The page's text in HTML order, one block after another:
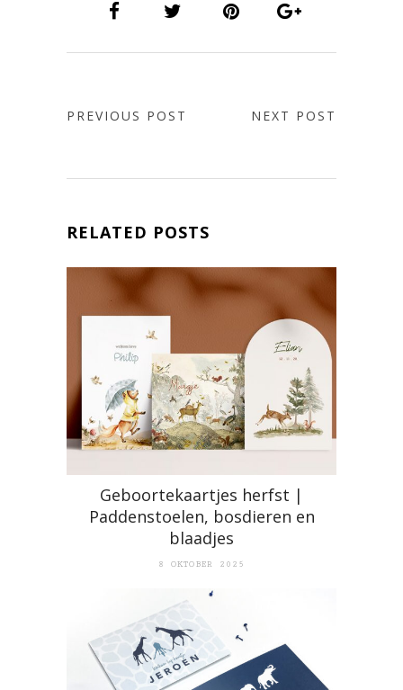
PREVIOUS POST NEXT POST
RELATED POSTS
Geboortekaartjes herfst |
Paddenstoelen, bosdieren en
blaadjes
8 OKTOBER 2025